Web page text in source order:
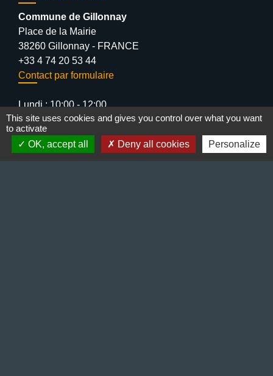
Commune de Gillonnay
Place de la Mairie
38260 Gillonnay - FRANCE
+33 4 74 20 53 44
Contact par formulaire
Lundi : 10:00 - 12:00
Mercredi : 13:30 - 16:30
Vendredi : 10:00 - 12:00 / 15:00 - 18:00
This site uses cookies and gives you control over what you want
to activate
OK, accept all
Deny all cookies Personalize